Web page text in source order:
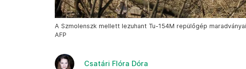
A Szmolenszk mellett lezuhant Tu-154M repülőgép
AFP
Csatári Flóra Dóra